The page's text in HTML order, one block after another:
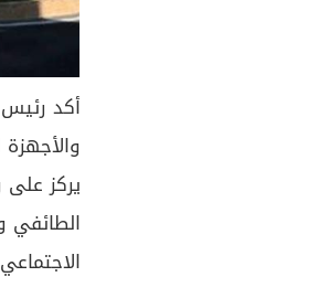
أكد
يركز على
الطائفي